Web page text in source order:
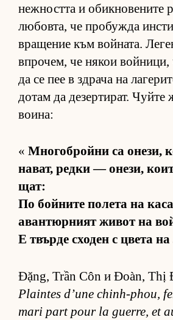
неж­ността и обик­но­ве­ните
лю­бов­та, че про­бужда
в­ра­ще­ние към вой­на­та.
впро­чем, че ня­кои вой­ни­ци,
да се пее в здрача на
до­там да де­зер­ти­рат. Чуйте
во­и­на:
« Мно­гоб­ройни са оне­зи,
на­ват, редки — оне­зи,
щат:
По бой­ните по­лета на
аван­тюр­ният жи­вот на
Е твърде схо­ден с цвета
Đặng, Trần Côn и Đoàn, Thị
Plaintes d’une chinh-phou,
mari part pour la guerre, et